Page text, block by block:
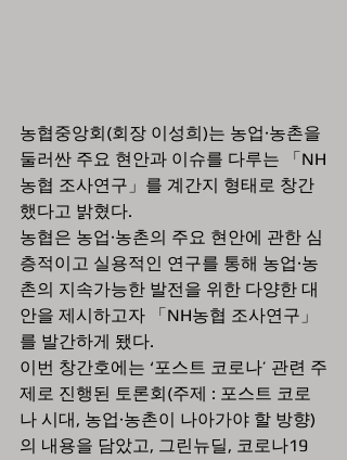
농협중앙회(회장 이성희)는 농업·농촌을
둘러싼 주요 현안과 이슈를 다루는 「NH
농협 조사연구」를 계간지 형태로 창간
했다고 밝혔다.
농협은 농업·농촌의 주요 현안에 관한 심
층적이고 실용적인 연구를 통해 농업·농
촌의 지속가능한 발전을 위한 다양한 대
안을 제시하고자 「NH농협 조사연구」
를 발간하게 됐다.
이번 창간호에는 ‘포스트 코로나’ 관련 주
제로 진행된 토론회(주제 : 포스트 코로
나 시대, 농업·농촌이 나아가야 할 방향)
의 내용을 담았고, 그린뉴딜, 코로나19